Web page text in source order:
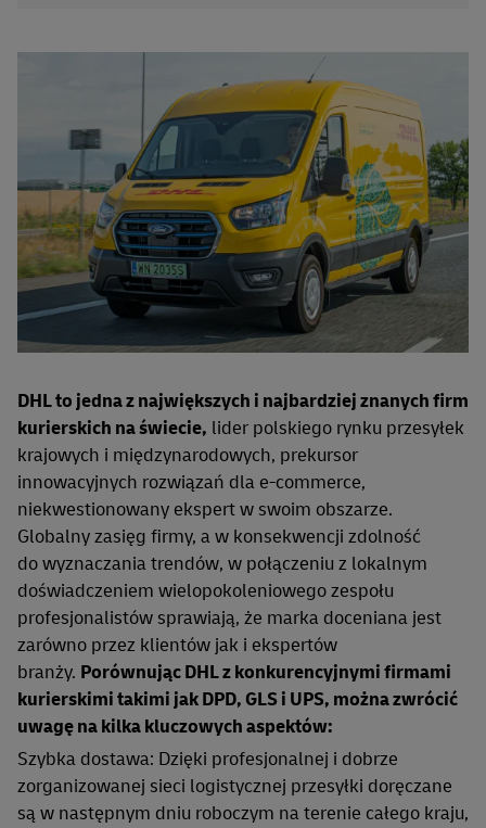
DHL to jedna z największych i najbardziej znanych firm
kurierskich na świecie, lider polskiego rynku przesyłek
krajowych i międzynarodowych, prekursor
innowacyjnych rozwiązań dla e-commerce,
niekwestionowany ekspert w swoim obszarze.
Globalny zasięg firmy, a w konsekwencji zdolność
do wyznaczania trendów, w połączeniu z lokalnym
doświadczeniem wielopokoleniowego zespołu
profesjonalistów sprawiają, że marka doceniana jest
zarówno przez klientów jak i ekspertów
branży. Porównując DHL z konkurencyjnymi firmami
kurierskimi takimi jak DPD, GLS i UPS, można zwrócić
uwagę na kilka kluczowych aspektów:
Szybka dostawa: Dzięki profesjonalnej i dobrze
zorganizowanej sieci logistycznej przesyłki doręczane
są w następnym dniu roboczym na terenie całego kraju,